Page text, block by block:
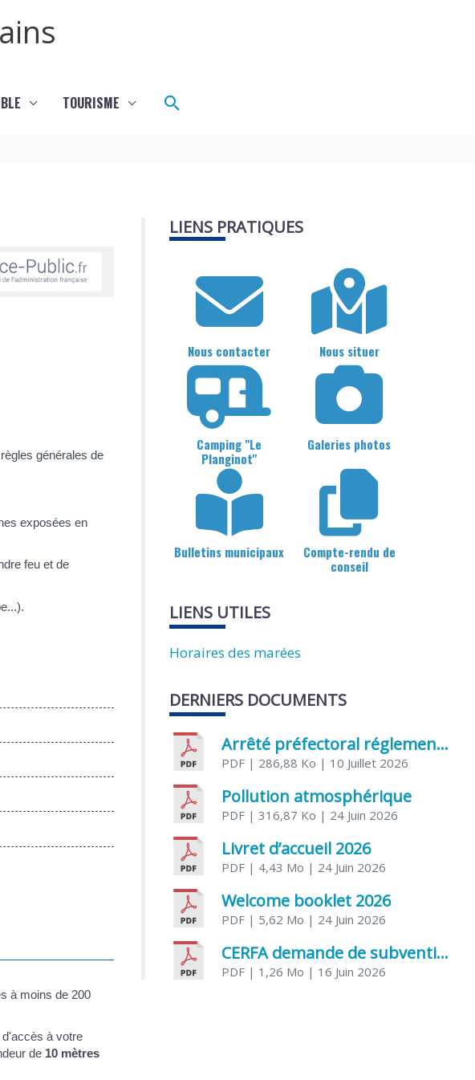
TOURISME Rechercher
générales de
exposées en
feu et de
à moins de 200
à votre
de 10 mètres
LIENS PRATIQUES
Nous contacter Nous situer
Camping "Le
Planginot"
Galeries photos
Bulletins municipaux
Compte-rendu de
conseil
LIENS UTILES
Horaires des marées
DERNIERS DOCUMENTS
Arrêté préfectoral réglementant l’usage de l’eau
PDF | 286,88 Ko | 10 Juillet 2026
Pollution atmosphérique
PDF | 316,87 Ko | 24 Juin 2026
Livret d’accueil 2026
PDF | 4,43 Mo | 24 Juin 2026
Welcome booklet 2026
PDF | 5,62 Mo | 24 Juin 2026
CERFA demande de subvention association
PDF | 1,26 Mo | 16 Juin 2026